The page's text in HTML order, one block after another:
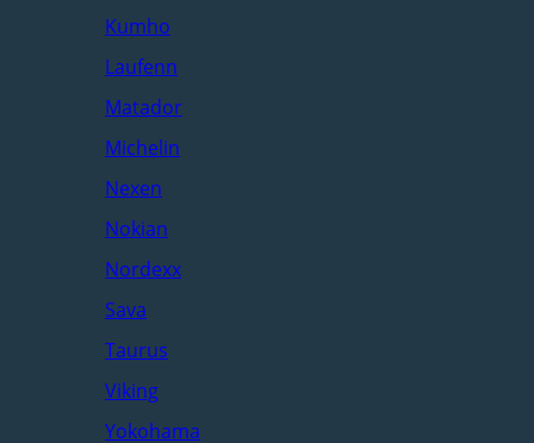
Kumho
Laufenn
Matador
Michelin
Nexen
Nokian
Nordexx
Sava
Taurus
Viking
Yokohama